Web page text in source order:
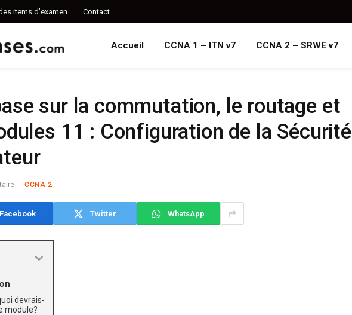
items d’examen Contact
Accueil CCNA 1 – ITN v7 CCNA 2 – SRWE v7
sur la commutation, le routage et
11 : Configuration de la Sécurité
CCNA 2
Facebook Twitter WhatsApp
devrais-
module?